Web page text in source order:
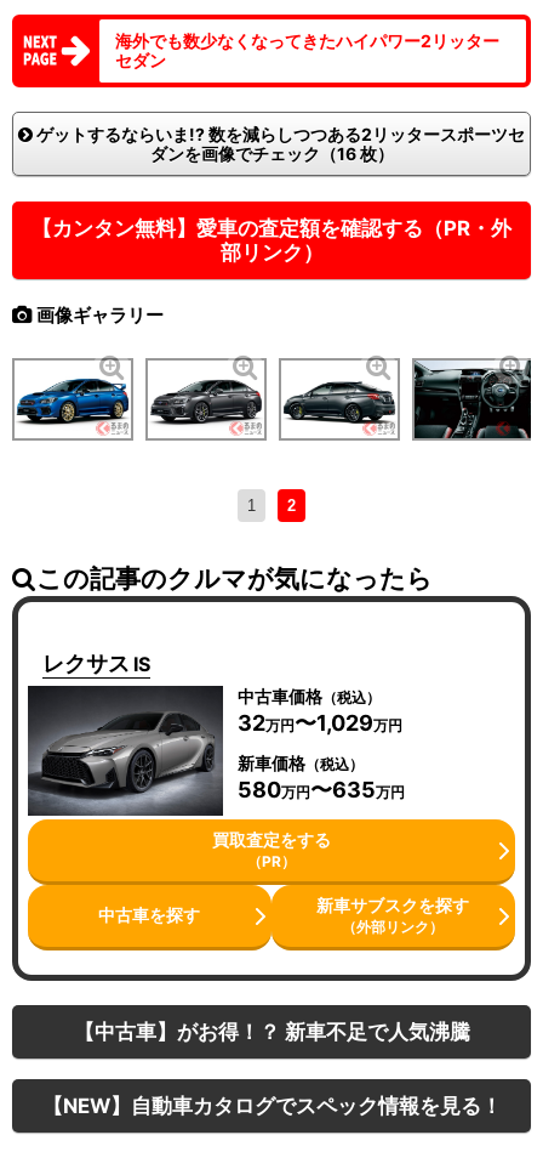
海外でも数少なくなってきたハイパワー2リッター
セダン
ゲットするならいま!? 数を減らしつつある2リッタースポーツセ
ダンを画像でチェック（16 枚）
【カンタン無料】愛車の査定額を確認する（PR・外
部リンク）
画像ギャラリー
1 2
この記事のクルマが気になったら
レクサス IS
中古車価格（税込）
32万円〜1,029万円
新車価格（税込）
580万円〜635万円
買取査定をする
（PR）
中古車を探す 新車サブスクを探す
（外部リンク）
【中古車】がお得！？ 新車不足で人気沸騰
【NEW】自動車カタログでスペック情報を見る！